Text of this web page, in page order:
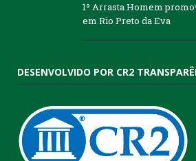
1º Arrasta Homem
em Rio Preto da Eva
DESENVOLVIDO POR CR2